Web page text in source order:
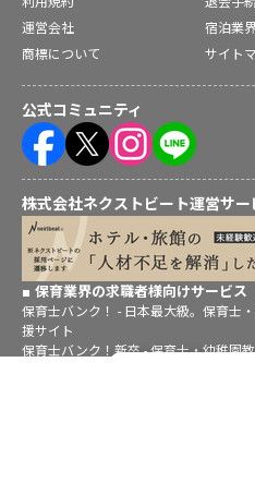
運営会社
宿泊業
商標について
サイト
公式コミュニティ
株式会社ネクストビート運営サー
保育業界の求職者様向けサービス
保育士バンク！ - 日本最大級。保育士
援サイト
保育士バンク！新卒 - 保育士・幼稚園